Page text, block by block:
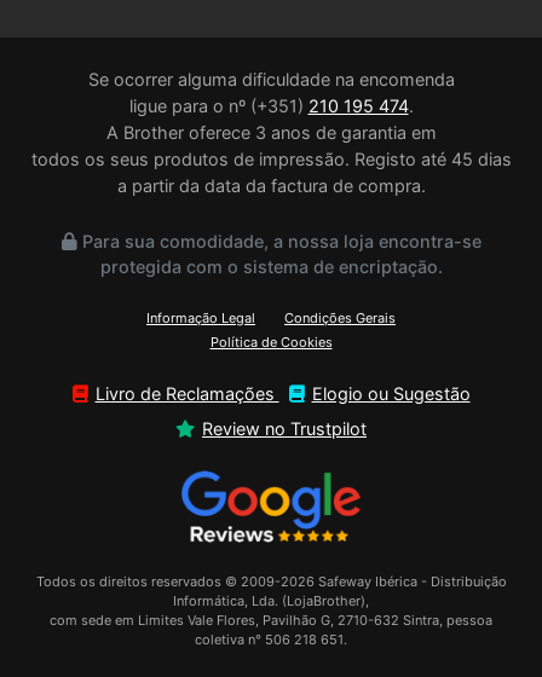
Se ocorrer alguma dificuldade na encomenda
ligue para o nº (+351) 210 195 474.
A Brother oferece 3 anos de garantia em
todos os seus produtos de impressão. Registo até 45 dias
a partir da data da factura de compra.
Para sua comodidade, a nossa loja encontra-se
protegida com o sistema de encriptação.
Informação Legal
Condições Gerais
Política de Cookies
Livro de Reclamações
Elogio ou Sugestão
Review no Trustpilot
Todos os direitos reservados © 2009-2026 Safeway Ibérica - Distribuição
Informática, Lda. (LojaBrother),
com sede em Limites Vale Flores, Pavilhão G, 2710-632 Sintra, pessoa
coletiva n° 506 218 651.